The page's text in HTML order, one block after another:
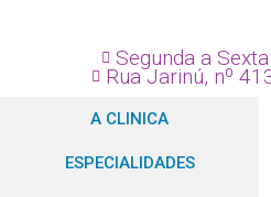
Segunda a
Rua Jarinú, nº
A CLINICA
ESPECIALIDADES